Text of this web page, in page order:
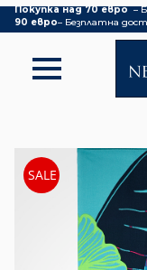
Покупка над 70 евро–
90 евро– Безплатна
SALE